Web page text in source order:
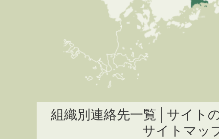
組織別連絡先一覧
サイト
サイトマッ